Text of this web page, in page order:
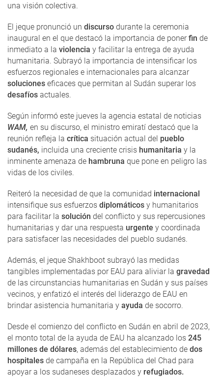
una visión colectiva.
El jeque pronunció un discurso durante la ceremonia
inaugural en el que destacó la importancia de ponerfin de
inmediato a la violencia y facilitar la entrega de ayuda
humanitaria. Subrayó la importancia de intensificar los
esfuerzos regionales e internacionales para alcanzar
soluciones eficaces que permitan al Sudán superar los
desafíos actuales.
Según informó este jueves la agencia estatal de noticias
WAM, en su discurso, el ministro emiratí destacó que la
reunión refleja la crítica situación actual del pueblo
sudanés, incluida una creciente crisis humanitaria y la
inminente amenaza de hambruna que pone en peligro las
vidas de los civiles.
Reiteró la necesidad de que la comunidad internacional
intensifique sus esfuerzos diplomáticos y humanitarios
para facilitar la solución del conflicto y sus repercusiones
humanitarias y dar una respuesta urgente y coordinada
para satisfacer las necesidades del pueblo sudanés.
Además, el jeque Shakhboot subrayó las medidas
tangibles implementadas por EAU para aliviar la gravedad
de las circunstancias humanitarias en Sudán y sus países
vecinos, y enfatizó el interés del liderazgo de EAU en
brindar asistencia humanitaria y ayuda de socorro.
Desde el comienzo del conflicto en Sudán en abril de 2023,
el monto total de la ayuda de EAU ha alcanzado los 245
millones de dólares, además del establecimiento de dos
hospitales de campaña en la República del Chad para
apoyar a los sudaneses desplazados y refugiados.